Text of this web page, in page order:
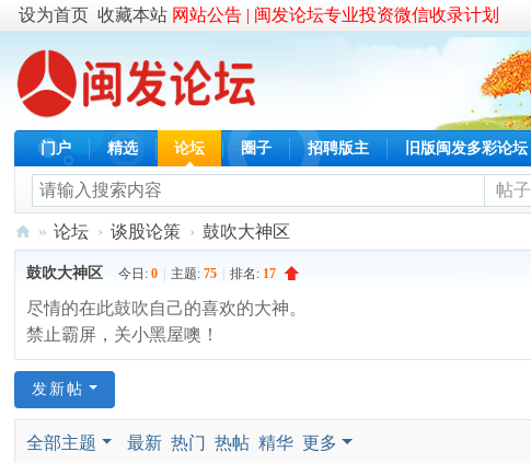
设为首页 收藏本站 网站公告 | 闽发论坛专业投资微信收录计划
门户 精选 论坛 圈子 招聘版主 旧版闽发多彩论坛
帖子
闽
论
坛
游
资
» 论坛 › 谈股论策 › 鼓吹大神区
鼓吹大神区 今日:0 主题:75 排名: 17
尽情的在此鼓吹自己的喜欢的大神。
禁止霸屏，关小黑屋噢！
发新帖
全部主题 最新 热门 热帖 精华 更多